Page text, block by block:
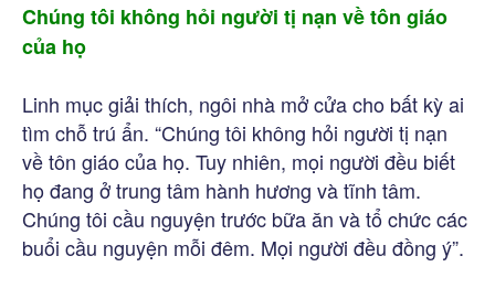
Chúng tôi không hỏi người tị nạn về tôn giáo
của họ
Linh mục giải thích, ngôi nhà mở cửa cho bất kỳ ai
tìm chỗ trú ẩn. “Chúng tôi không hỏi người tị nạn
về tôn giáo của họ. Tuy nhiên, mọi người đều biết
họ đang ở trung tâm hành hương và tĩnh tâm.
Chúng tôi cầu nguyện trước bữa ăn và tổ chức các
buổi cầu nguyện mỗi đêm. Mọi người đều đồng ý”.